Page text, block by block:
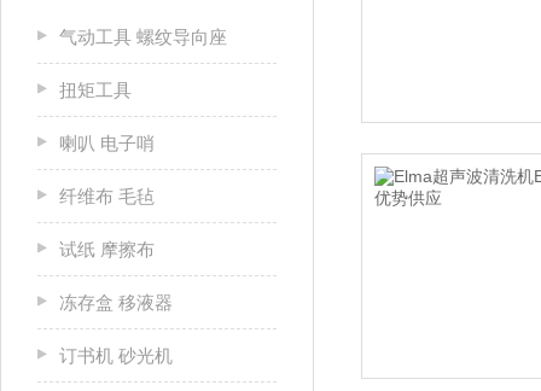
气动工具 螺纹导向座
扭矩工具
喇叭 电子哨
纤维布 毛毡
试纸 摩擦布
冻存盒 移液器
订书机 砂光机